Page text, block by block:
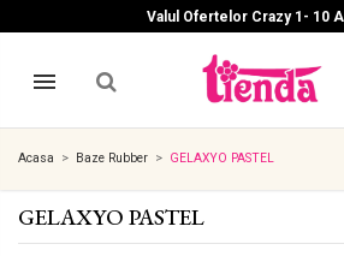
Valul Ofertelor Crazy 1- 10 A
Acasa Baze Rubber GELAXYO PASTEL
GELAXYO PASTEL